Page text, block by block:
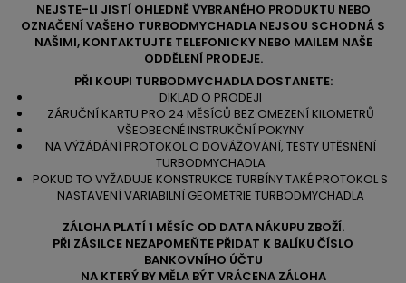
NEJSTE-LI JISTÍ OHLEDNĚ VYBRANÉHO PRODUKTU NEBO
OZNAČENÍ VAŠEHO TURBODMYCHADLA NEJSOU SCHODNÁ S
NAŠIMI, KONTAKTUJTE TELEFONICKY NEBO MAILEM NAŠE
ODDĚLENÍ PRODEJE.
PŘI KOUPI TURBODMYCHADLA DOSTANETE:
DIKLAD O PRODEJI
ZÁRUČNÍ KARTU PRO 24 MĚSÍCŮ BEZ OMEZENÍ KILOMETRŮ
VŠEOBECNÉ INSTRUKČNÍ POKYNY
NA VÝŽÁDÁNÍ PROTOKOL O DOVÁŽOVÁNÍ, TESTY UTĚSNĚNÍ
TURBODMYCHADLA
POKUD TO VYŽADUJE KONSTRUKCE TURBÍNY TAKÉ PROTOKOL S
NASTAVENÍ VARIABILNÍ GEOMETRIE TURBODMYCHADLA
ZÁLOHA PLATÍ 1 MĚSÍC OD DATA NÁKUPU ZBOŽÍ.
PŘI ZÁSILCE NEZAPOMEŇTE PŘIDAT K BALÍKU ČÍSLO
BANKOVNÍHO ÚČTU
NA KTERÝ BY MĚLA BÝT VRÁCENA ZÁLOHA